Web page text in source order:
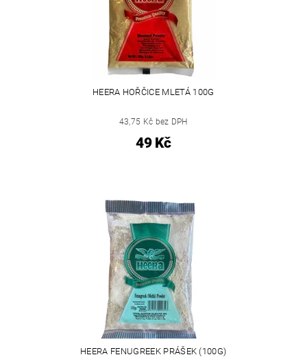
HEERA HOŘČICE MLETÁ 100G
43,75 Kč bez DPH
49 Kč
HEERA FENUGREEK PRÁŠEK (100G)